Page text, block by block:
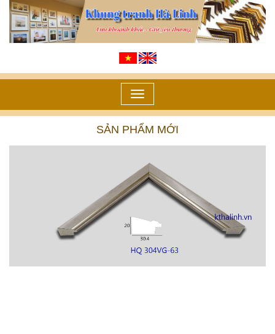
Toggle
navigation
SẢN PHẨM MỚI